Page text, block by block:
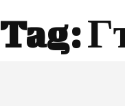
Tag: